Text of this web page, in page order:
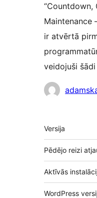
“Countdown,
Maintenance
ir atvērtā
veidojuši
Līdzdalībnieki
Meta
Versija
Pēdējo reizi
Aktīvās
WordPress